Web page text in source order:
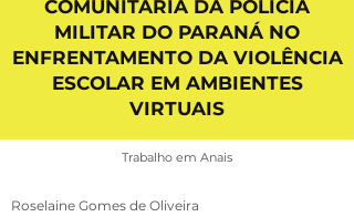
COMUNITÁRIA DA POLÍCIA
MILITAR DO PARANÁ NO
ENFRENTAMENTO DA VIOLÊNCIA
ESCOLAR EM AMBIENTES
VIRTUAIS
Trabalho em Anais
Roselaine Gomes de Oliveira